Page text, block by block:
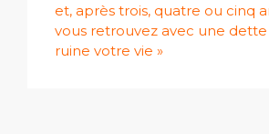
et, après trois, quatre ou cinq
vous retrouvez avec une
ruine votre vie »